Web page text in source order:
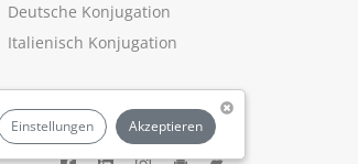
Einstellungen Akzeptieren
Deutsche Konjugation
Italienisch Konjugation